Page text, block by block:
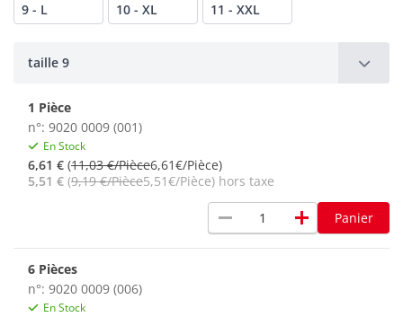
9 - L
10 - XL 11 - XXL
taille 9
1 Pièce
n°: 9020 0009 (001)
En Stock
6,61 € (11,03 €/Pièce6,61€/Pièce)
5,51 € (9,19 €/Pièce5,51€/Pièce) hors taxe
remove add Panier
6 Pièces
n°: 9020 0009 (006)
En Stock